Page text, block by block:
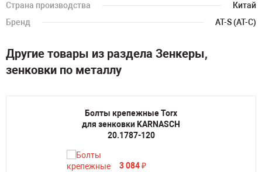
Страна производства
Китай
Бренд
AT-S (АТ-С)
Другие товары из раздела Зенкеры,
зенковки по металлу
Болты крепежные Torx
для зенковки KARNASCH
20.1787-120
3 084₽